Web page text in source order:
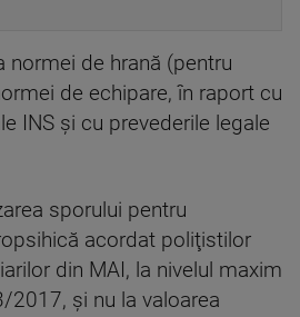
normei de hrană (pentru
de echipare, în raport cu
INS şi cu prevederile legale
sporului pentru
acordat poliţistilor
din MAI, la nivelul maxim
2017, şi nu la valoarea